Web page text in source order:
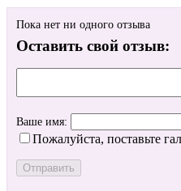
Пока нет ни одного отзыва
Оставить свой отзыв:
Ваше имя:
Пожалуйста, поставьте